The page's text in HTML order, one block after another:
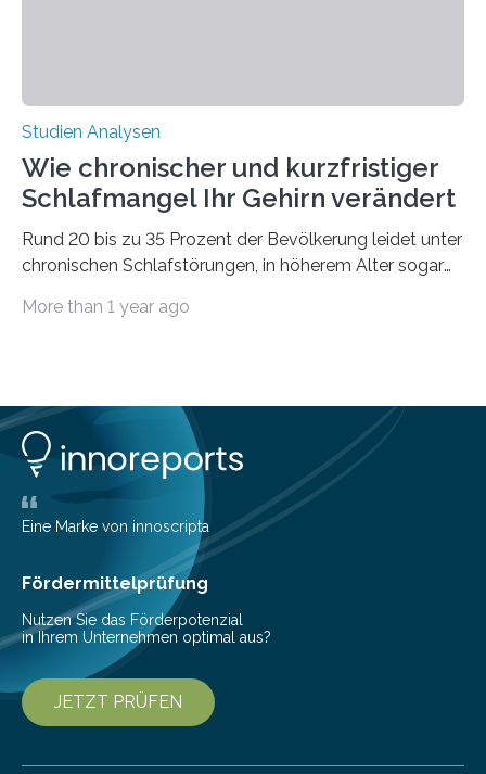
Studien Analysen
Wie chronischer und kurzfristiger
Schlafmangel Ihr Gehirn verändert
Rund 20 bis zu 35 Prozent der Bevölkerung leidet unter
chronischen Schlafstörungen, in höherem Alter sogar
Erwachsene kennt zudem ein kurzfristiges Schlafdefizit:
Forscher:innen konnten in einer aktuellen Metastudie
zeigen, dass sich die jeweils beteiligten Gehirnregionen
deutlich unterscheiden. Die Ergebnisse der Studie
wurden im Fachmagazin JAMA Psychiatry
veröffentlicht. „Schlechter…
More than 1 year ago
Eine Marke von innoscripta
Fördermittelprüfung
Nutzen Sie das Förderpotenzial
in Ihrem Unternehmen optimal aus?
JETZT PRÜFEN